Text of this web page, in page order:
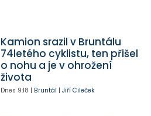
Kamion srazil v Bruntálu
74letého cyklistu, ten přišel
o nohu a je v ohrožení
života
Dnes 9:18 | Bruntál | Jiří Cileček